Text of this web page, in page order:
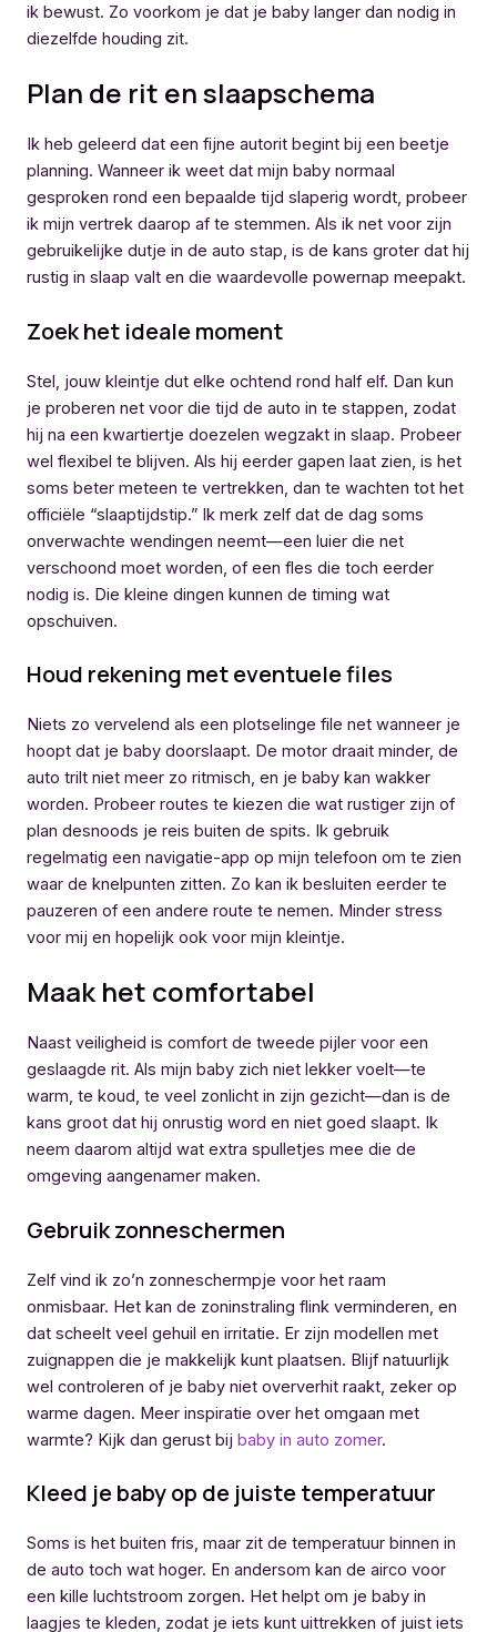
ik bewust. Zo voorkom je dat je baby langer dan nodig in
diezelfde houding zit.
Plan de rit en slaapschema
Ik heb geleerd dat een fijne autorit begint bij een beetje
planning. Wanneer ik weet dat mijn baby normaal
gesproken rond een bepaalde tijd slaperig wordt, probeer
ik mijn vertrek daarop af te stemmen. Als ik net voor zijn
gebruikelijke dutje in de auto stap, is de kans groter dat hij
rustig in slaap valt en die waardevolle powernap meepakt.
Zoek het ideale moment
Stel, jouw kleintje dut elke ochtend rond half elf. Dan kun
je proberen net voor die tijd de auto in te stappen, zodat
hij na een kwartiertje doezelen wegzakt in slaap. Probeer
wel flexibel te blijven. Als hij eerder gapen laat zien, is het
soms beter meteen te vertrekken, dan te wachten tot het
officiële “slaaptijdstip.” Ik merk zelf dat de dag soms
onverwachte wendingen neemt—een luier die net
verschoond moet worden, of een fles die toch eerder
nodig is. Die kleine dingen kunnen de timing wat
opschuiven.
Houd rekening met eventuele files
Niets zo vervelend als een plotselinge file net wanneer je
hoopt dat je baby doorslaapt. De motor draait minder, de
auto trilt niet meer zo ritmisch, en je baby kan wakker
worden. Probeer routes te kiezen die wat rustiger zijn of
plan desnoods je reis buiten de spits. Ik gebruik
regelmatig een navigatie-app op mijn telefoon om te zien
waar de knelpunten zitten. Zo kan ik besluiten eerder te
pauzeren of een andere route te nemen. Minder stress
voor mij en hopelijk ook voor mijn kleintje.
Maak het comfortabel
Naast veiligheid is comfort de tweede pijler voor een
geslaagde rit. Als mijn baby zich niet lekker voelt—te
warm, te koud, te veel zonlicht in zijn gezicht—dan is de
kans groot dat hij onrustig word en niet goed slaapt. Ik
neem daarom altijd wat extra spulletjes mee die de
omgeving aangenamer maken.
Gebruik zonneschermen
Zelf vind ik zo’n zonneschermpje voor het raam
onmisbaar. Het kan de zoninstraling flink verminderen, en
dat scheelt veel gehuil en irritatie. Er zijn modellen met
zuignappen die je makkelijk kunt plaatsen. Blijf natuurlijk
wel controleren of je baby niet oververhit raakt, zeker op
warme dagen. Meer inspiratie over het omgaan met
warmte? Kijk dan gerust bij baby in auto zomer.
Kleed je baby op de juiste temperatuur
Soms is het buiten fris, maar zit de temperatuur binnen in
de auto toch wat hoger. En andersom kan de airco voor
een kille luchtstroom zorgen. Het helpt om je baby in
laagjes te kleden, zodat je iets kunt uittrekken of juist iets